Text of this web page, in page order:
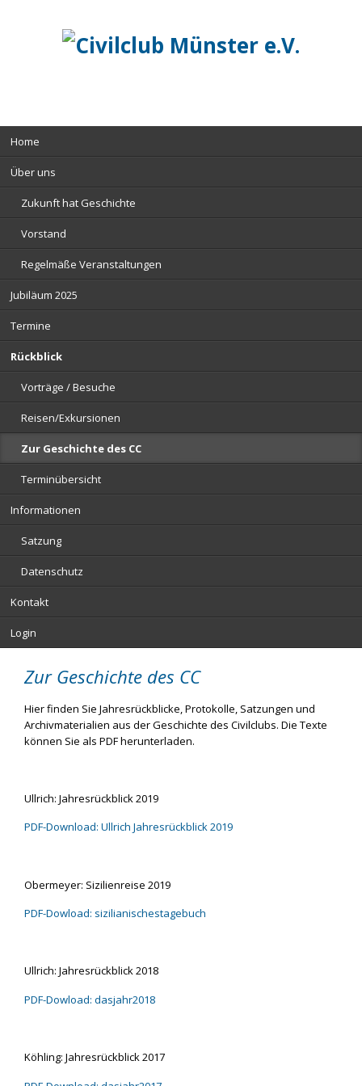
überspringen
Home
Über uns
Zukunft hat Geschichte
Vorstand
Regelmäße Veranstaltungen
Jubiläum 2025
Termine
Rückblick
Vorträge / Besuche
Reisen/Exkursionen
Zur Geschichte des CC
Terminübersicht
Informationen
Satzung
Datenschutz
Kontakt
Login
Zur Geschichte des CC
Hier finden Sie Jahresrückblicke, Protokolle, Satzungen und
Archivmaterialien aus der Geschichte des Civilclubs. Die Texte
können Sie als PDF herunterladen.
Ullrich: Jahresrückblick 2019
PDF-Download: Ullrich Jahresrückblick 2019
Obermeyer: Sizilienreise 2019
PDF-Dowload: sizilianischestagebuch
Ullrich: Jahresrückblick 2018
PDF-Dowload: dasjahr2018
Köhling: Jahresrückblick 2017